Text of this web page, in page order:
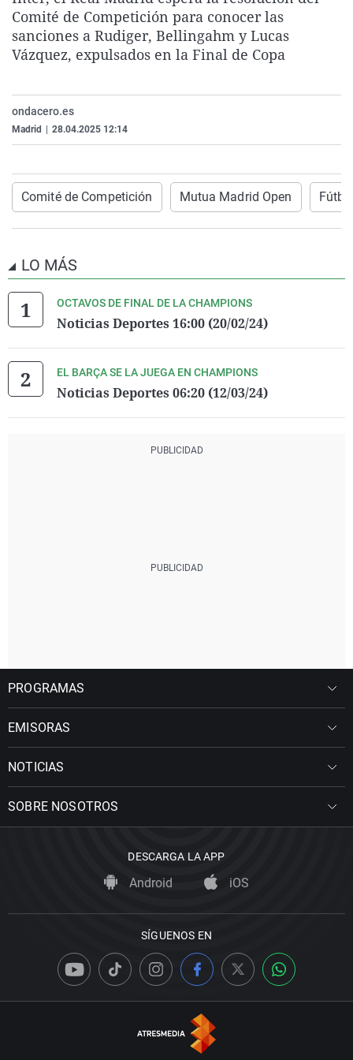
La rosa de los vientos
Gente viajera
Como el perro y el
Caso
Retornados
Equipo de
Operación Viuda
Extremadura
Galicia
La Rioja
Navarra
Virales
Televisión
Elecciones
Comité de Competición para conocer las
sanciones a Rudiger, Bellingahm y Lucas
Vázquez, expulsados en la Final de Copa
ondacero.es
Madrid 28.04.2025 12:14
Comité de Competición Mutua Madrid Open
LO MÁS
OCTAVOS DE FINAL DE LA CHAMPIONS
Noticias Deportes 16:00 (20/02/24)
EL BARÇA SE LA JUEGA EN CHAMPIONS
Noticias Deportes 06:20 (12/03/24)
PROGRAMAS
EMISORAS
NOTICIAS
SOBRE NOSOTROS
DESCARGA LA APP
Android iOS
SÍGUENOS EN